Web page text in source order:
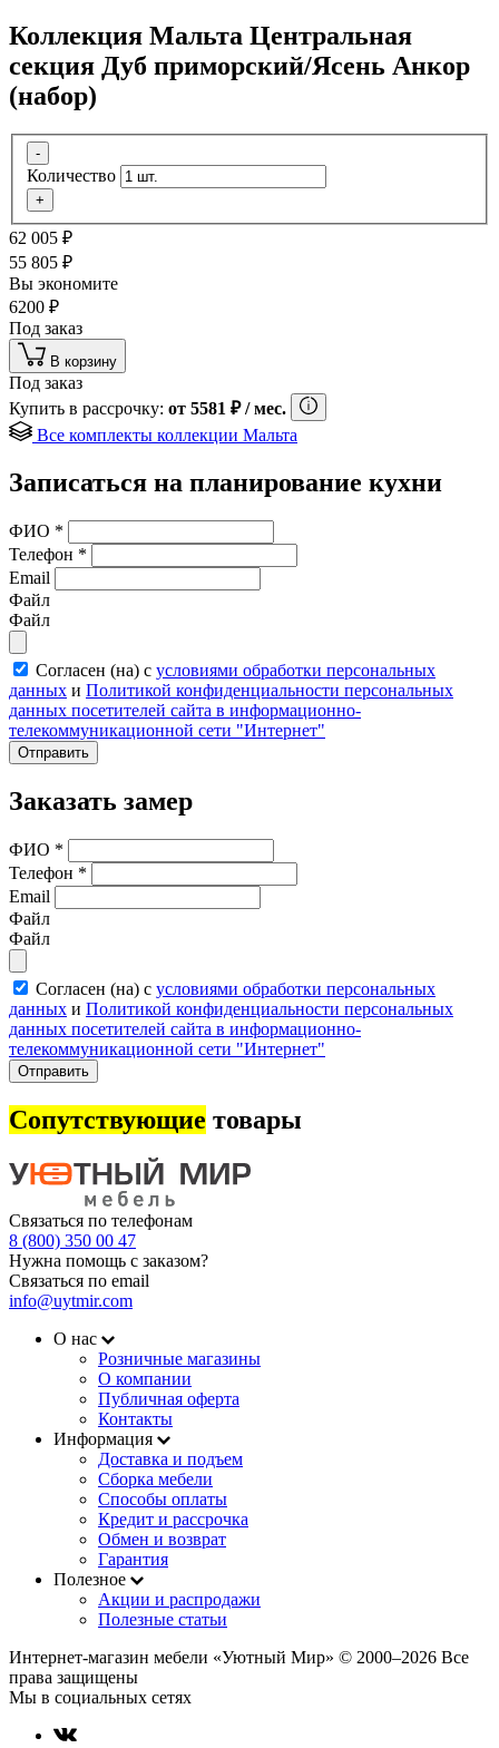
Коллекция Мальта Центральная
секция Дуб приморский/Ясень Анкор
(набор)
-
Количество
+
62 005 ₽
55 805 ₽
Вы экономите
6200 ₽
Под заказ
В корзину
Под заказ
Купить в рассрочку: от 5581 ₽/ мес.
Все комплекты коллекции Мальта
Записаться на планирование кухни
ФИО *
Телефон *
Email
Файл
Файл
Согласен (на) с условиями обработки персональных
данных и Политикой конфиденциальности персональных
данных посетителей сайта в информационно-
телекоммуникационной сети "Интернет"
Отправить
Заказать замер
ФИО *
Телефон *
Email
Файл
Файл
Согласен (на) с условиями обработки персональных
данных и Политикой конфиденциальности персональных
данных посетителей сайта в информационно-
телекоммуникационной сети "Интернет"
Отправить
Сопутствующие товары
Связаться по телефонам
8 (800) 350 00 47
Нужна помощь с заказом?
Связаться по email
info@uytmir.com
О нас
Розничные магазины
О компании
Публичная оферта
Контакты
Информация
Доставка и подъем
Сборка мебели
Способы оплаты
Кредит и рассрочка
Обмен и возврат
Гарантия
Полезное
Акции и распродажи
Полезные статьи
Интернет-магазин мебели «Уютный Мир» © 2000‒2026 Все
права защищены
Мы в социальных сетях